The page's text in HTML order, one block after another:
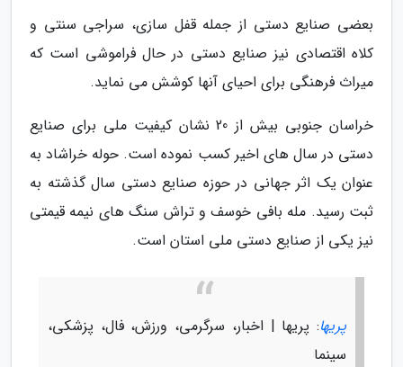
بعضی صنایع دستی از جمله قفل سازی، سراجی سنتی و
کلاه اقتصادی نیز صنایع دستی در حال فراموشی است که
میراث فرهنگی برای احیای آنها کوشش می نماید.
خراسان جنوبی بیش از 20 نشان کیفیت ملی برای صنایع
دستی در سال های اخیر کسب نموده است. حوله خراشاد به
عنوان یک اثر جهانی در حوزه صنایع دستی سال گذشته به
ثبت رسید. مله بافی خوسف و تراش سنگ های نیمه قیمتی
نیز یکی از صنایع دستی ملی استان است.
پریها: پریها | اخبار، سرگرمی، ورزش، فال، پزشکی،
سینما